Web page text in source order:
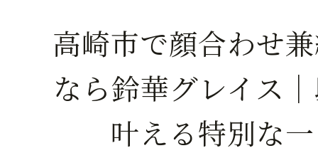
高崎市で顔合わせ
なら鈴華グレイス
叶える特別な